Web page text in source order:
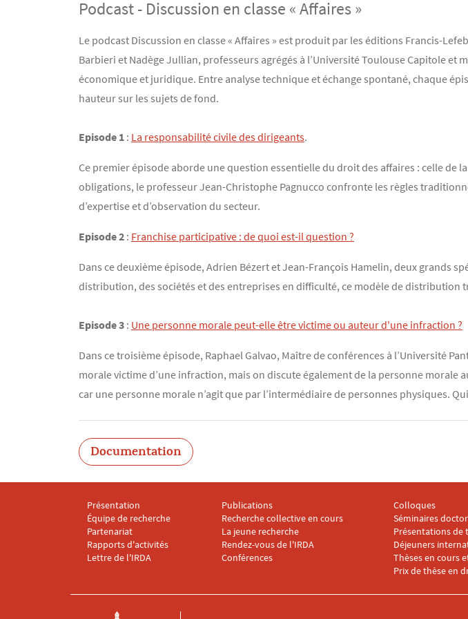
Podcast - Discussion en classe « Affaires »
Texte
Le podcast Discussion en classe « Affaires » est produit par les éditions Francis-
Barbieri et Nadège Jullian, professeurs agrégés à l’Université Toulouse Capitole et
économique et juridique. Entre analyse technique et échange spontané, chaque
hauteur sur les sujets de fond.
Episode 1 : La responsabilité civile des dirigeants.
Ce premier épisode aborde une question essentielle du droit des affaires : celle
obligations, le professeur Jean-Christophe Pagnucco confronte les règles
d’expertise et d’observation du secteur.
Episode 2 : Franchise participative : de quoi est-il question ?
Dans ce deuxième épisode, Adrien Bézert et Jean-François Hamelin, deux grands
distribution, des sociétés et des entreprises en difficulté, ce modèle de distribution
Episode 3 : Une personne morale peut-elle être victime ou auteur d'une infraction ?
Dans ce troisième épisode, Raphael Galvao, Maître de conférences à l’Université
morale victime d’une infraction, mais on discute également de la personne
car une personne morale n’agit que par l’intermédiaire de personnes physiques.
Documentation
Menu footer IRDA 1
Présentation
Équipe de recherche
Partenariat
Rapports d'activités
Lettre de l'IRDA
Menu footer IRDA 2
Publications
Recherche collective en cours
La jeune recherche
Rendez-vous de l'IRDA
Conférences
Menu footer
Colloques
Séminaires
Présentations de
Déjeuners
Thèses en cours
Prix de thèse en